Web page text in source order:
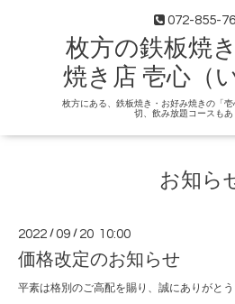
072-855-
枚方の鉄板焼
焼き店 壱心（
枚方にある、鉄板焼き・お好み焼きの「
切、飲み放題コースもあ
お知ら
2022 /09 / 20 10:00
価格改定のお知らせ
平素は格別のご高配を賜り、誠にありがとう